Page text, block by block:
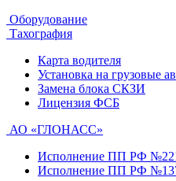
Оборудование
Тахография
Карта водителя
Установка на грузовые
Замена блока СКЗИ
Лицензия ФСБ
АО «ГЛОНАСС»
Исполнение ПП РФ
Исполнение ПП РФ